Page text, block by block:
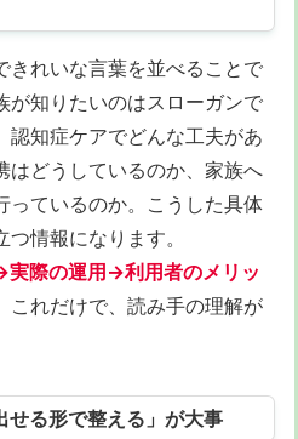
きれいな言葉を並べることで
が知りたいのはスローガンで
認知症ケアでどんな工夫があ
はどうしているのか、家族へ
っているのか。こうした具体
情報になります。
際の運用→利用者のメリッ
これだけで、読み手の理解が
せる形で整える」が大事